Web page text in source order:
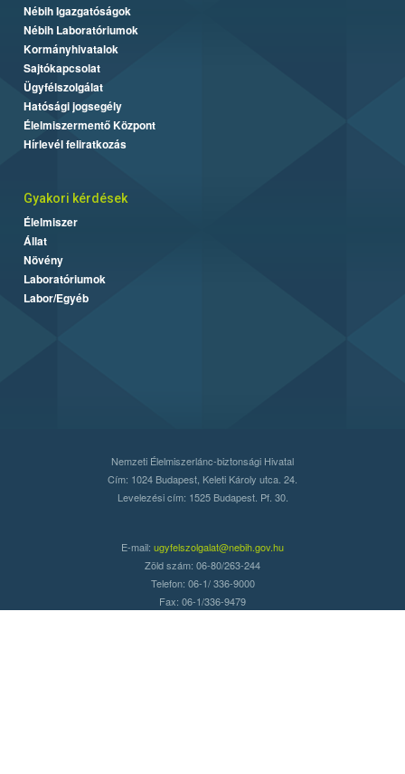
Nébih Igazgatóságok
Nébih Laboratóriumok
Kormányhivatalok
Sajtókapcsolat
Ügyfélszolgálat
Hatósági jogsegély
Élelmiszermentő Központ
Hírlevél feliratkozás
Gyakori kérdések
Élelmiszer
Állat
Növény
Laboratóriumok
Labor/Egyéb
Nemzeti Élelmiszerlánc-biztonsági Hivatal
Cím: 1024 Budapest, Keleti Károly utca. 24.
Levelezési cím: 1525 Budapest. Pf. 30.
E-mail: ugyfelszolgalat@nebih.gov.hu
Zöld szám: 06-80/263-244
Telefon: 06-1/ 336-9000
Fax: 06-1/336-9479